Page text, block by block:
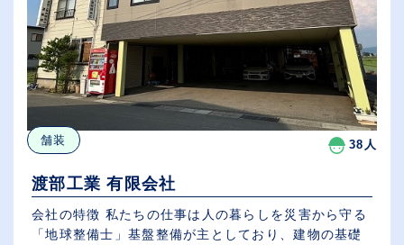
舗装 38人
渡部工業 有限会社
会社の特徴 私たちの仕事は人の暮らしを災害から守る
「地球整備士」基盤整備が主としており、建物の基礎